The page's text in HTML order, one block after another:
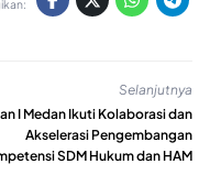
Selanjutnya
I Medan Ikuti Kolaborasi dan
Akselerasi Pengembangan
SDM Hukum dan HAM